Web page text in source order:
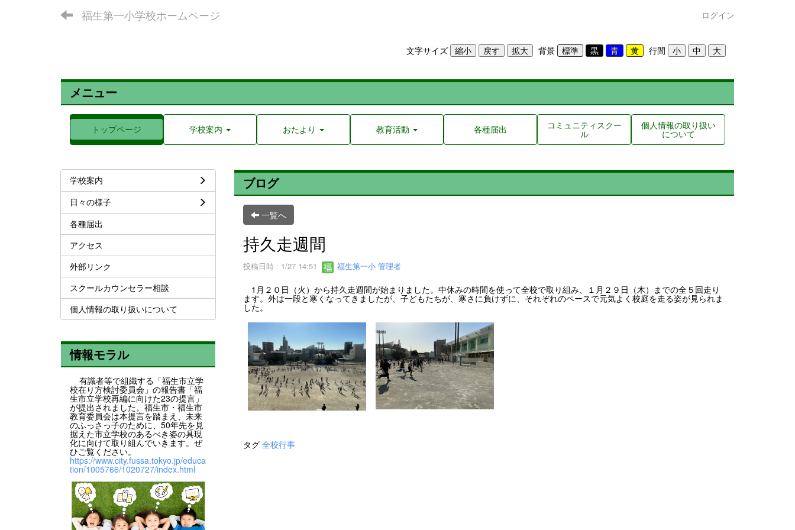
福生第一小学校ホームページ ログイン
文字サイズ 背景 行間
メニュー
トップページ 学校案内 おたより 教育活動 各種届出 コミュニティスクー
ル
個人情報の取り扱い
について
ブログ
一覧へ
持久走週間
投稿日時 : 1/27 14:51 福生第一小 管理者
1月２０日（火）から持久走週間が始まりました。中休みの時間を使って全校で取り組み、１月２９日（木）までの全５回走り
ます。外は一段と寒くなってきましたが、子どもたちが、寒さに負けずに、それぞれのペースで元気よく校庭を走る姿が見られま
した。
タグ 全校行事
学校案内
日々の様子
各種届出
アクセス
外部リンク
スクールカウンセラー相談
個人情報の取り扱いについて
情報モラル
有識者等で組織する「福生市立学
校在り方検討委員会」の報告書「福
生市立学校再編に向けた23の提言」
が提出されました。福生市・福生市
教育委員会は本提言を踏まえ、未来
のふっさっ子のために、50年先を見
据えた市立学校のあるべき姿の具現
化に向けて取り組んでいきます。ぜ
ひご覧ください。
https://www.city.fussa.tokyo.jp/educa
tion/1005766/1020727/index.html